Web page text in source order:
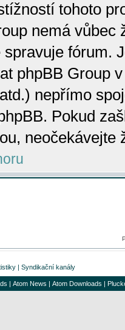
tohoto
nemá vůbec
spravuje fórum.
phpBB Group
nepřímo
Pokud
neočekávejte
| Syndikační kanály
| Atom News | Atom Downloads |